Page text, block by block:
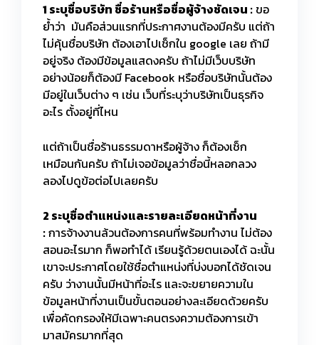
1 ระบุชื่อบริษัท ชื่อร้านหรือชื่อผู้จ้างชัดเจน :ขอ
ย้ำว่า มันคือส่วนแรกที่ประกาศงานต้องมีครับ แต่ถ้า
ไม่คุ้นชื่อบริษัท ต้องเอาไปเช็กใน google เลย ถ้ามี
อยู่จริง ต้องมีข้อมูลแสดงครับ ถ้าไม่มีเว็บบริษัท
อย่างน้อยก็ต้องมี Facebook หรือชื่อบริษัทนั้นต้อง
มีอยู่ในเว็บต่าง ๆ เช่น เว็บที่ระบุว่าบริษัทเป็นธุรกิจ
อะไร ตั้งอยู่ที่ไหน
แต่ถ้าเป็นชื่อร้านธรรมดาหรือผู้จ้าง ก็ต้องเช็ก
เหมือนกันครับ ถ้าไม่เจอข้อมูลว่าชื่อนี้หลอกลวง
ลองไปดูข้อต่อไปเลยครับ
2 ระบุชื่อตำแหน่งและรายละเอียดหน้าที่งาน
:การจ้างงานล้วนต้องการคนที่พร้อมทำงาน ไม่ต้อง
สอนอะไรมาก ก็พอทำได้ เรียนรู้ด้วยตนเองได้ ฉะนั้น
เขาจะประกาศโดยใช้ชื่อตำแหน่งที่บ่งบอกได้ชัดเจน
ครับ ว่างานนั้นมีหน้าที่อะไร และจะขยายความใน
ข้อมูลหน้าที่งานเป็นขั้นตอนอย่างละเอียดด้วยครับ
เพื่อคัดกรองให้มีเฉพาะคนตรงความต้องการเข้า
มาสมัครมากที่สุด